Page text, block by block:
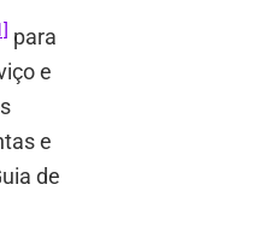
para
e
e
de